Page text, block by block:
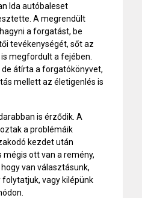
Ida autóbaleset
A megrendült
a forgatást, be
tevékenységét, sőt az
megfordult a fejében.
átírta a forgatókönyvet,
mellett az életigenlés is
is érződik. A
a problémáik
kezdet után
ott van a remény,
van választásunk,
folytatjuk, vagy kilépünk